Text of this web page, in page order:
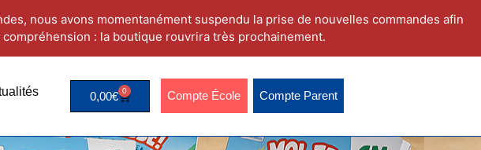
nous avons momentanément suspendu la prise de nouvelles commandes afin
: la boutique rouvrira très prochainement.
0,00€ 0 Compte École Compte Parent